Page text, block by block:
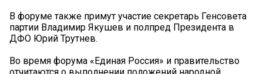
В форуме также примут участие секретарь Генсовета
партии Владимир Якушев и полпред Президента в
ДФО Юрий Трутнев.
Во время форума «Единая Россия» и правительство